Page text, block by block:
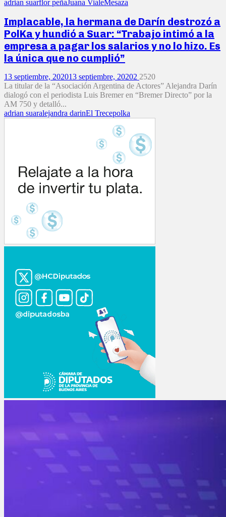
adrian suarflor peñaJuana VialeMesaza
Implacable, la hermana de Darín destrozó a
PolKa y hundió a Suar: “Trabajo intimó a la
empresa a pagar los salarios y no lo hizo. Es
la única que no cumplió”
13 septiembre, 202013 septiembre, 20202 2520
La titular de la “Asociación Argentina de Actores” Alejandra Darín
dialogó con el periodista Luis Bremer en “Bremer Directo” por la
AM 750 y detalló...
adrian suaralejandra darinEl Trecepolka